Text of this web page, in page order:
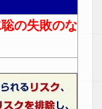
の失敗のな